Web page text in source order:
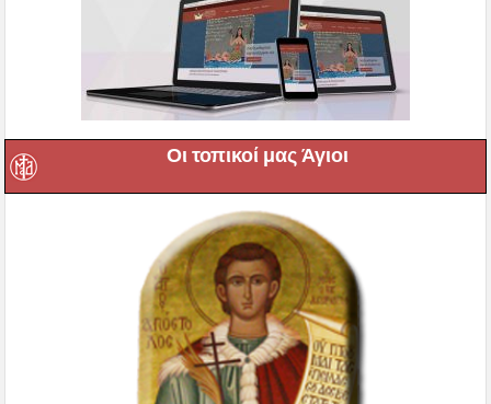
Οι τοπικοί μας Άγιοι